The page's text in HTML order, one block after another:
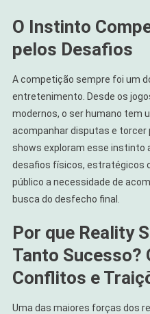
O Instinto
pelos Desafios
A competição sempre foi um
entretenimento. Desde os
modernos, o ser humano tem
acompanhar disputas e torcer
shows exploram esse instinto
desafios físicos, estratégicos
público a necessidade de
busca do desfecho final.
Por que Reality
Tanto Sucesso?
Conflitos e
Uma das maiores forças dos